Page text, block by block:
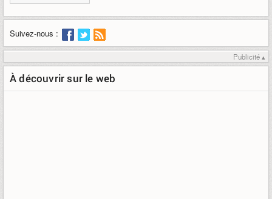
Suivez-nous :
Publicité ▴
À découvrir sur le web